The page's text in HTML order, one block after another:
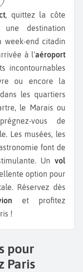
, quittez la côte
une destination
week-end citadin
à l'aéroport
incontournables
ou encore la
les quartiers
le Marais ou
vous de
Les musées, les
font de
Unvol
option pour
Réservez dès
et profitez
!
pour
Paris